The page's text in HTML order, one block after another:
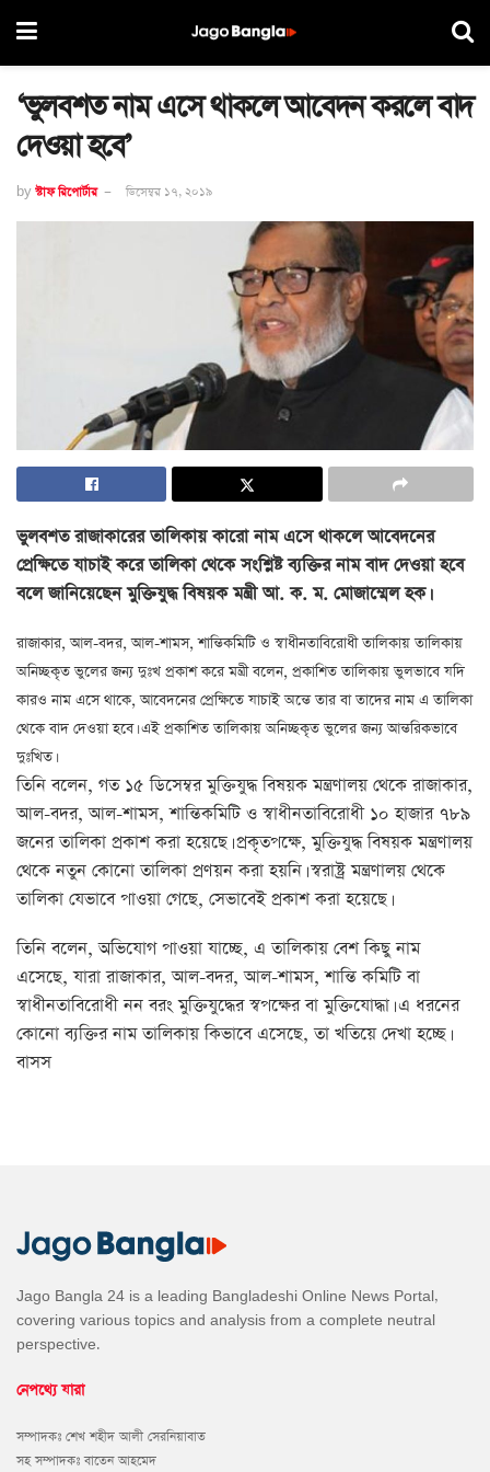
‘ভুলবশত নাম এসে থাকলে আবেদন করলে বাদ
দেওয়া হবে’
by স্টাফ রিপোর্টার ডিসেম্বর ১৭, ২০১৯
ভুলবশত রাজাকারের তালিকায় কারো নাম এসে থাকলে আবেদনের
প্রেক্ষিতে যাচাই করে তালিকা থেকে সংশ্লিষ্ট ব্যক্তির নাম বাদ দেওয়া হবে
বলে জানিয়েছেন মুক্তিযুদ্ধ বিষয়ক মন্ত্রী আ. ক. ম. মোজাম্মেল হক।
রাজাকার, আল-বদর, আল-শামস, শান্তিকমিটি ও স্বাধীনতাবিরোধী তালিকায় তালিকায়
অনিচ্ছকৃত ভুলের জন্য দুঃখ প্রকাশ করে মন্ত্রী বলেন, প্রকাশিত তালিকায় ভুলভাবে যদি
কারও নাম এসে থাকে, আবেদনের প্রেক্ষিতে যাচাই অন্তে তার বা তাদের নাম এ তালিকা
থেকে বাদ দেওয়া হবে। এই প্রকাশিত তালিকায় অনিচ্ছকৃত ভুলের জন্য আন্তরিকভাবে
দুঃখিত।
তিনি বলেন, গত ১৫ ডিসেম্বর মুক্তিযুদ্ধ বিষয়ক মন্ত্রণালয় থেকে রাজাকার,
আল-বদর, আল-শামস, শান্তিকমিটি ও স্বাধীনতাবিরোধী ১০ হাজার ৭৮৯
জনের তালিকা প্রকাশ করা হয়েছে। প্রকৃতপক্ষে, মুক্তিযুদ্ধ বিষয়ক মন্ত্রণালয়
থেকে নতুন কোনো তালিকা প্রণয়ন করা হয়নি। স্বরাষ্ট্র মন্ত্রণালয় থেকে
তালিকা যেভাবে পাওয়া গেছে, সেভাবেই প্রকাশ করা হয়েছে।
তিনি বলেন, অভিযোগ পাওয়া যাচ্ছে, এ তালিকায় বেশ কিছু নাম
এসেছে, যারা রাজাকার, আল-বদর, আল-শামস, শান্তি কমিটি বা
স্বাধীনতাবিরোধী নন বরং মুক্তিযুদ্ধের স্বপক্ষের বা মুক্তিযোদ্ধা। এ ধরনের
কোনো ব্যক্তির নাম তালিকায় কিভাবে এসেছে, তা খতিয়ে দেখা হচ্ছে।
বাসস
Jago Bangla 24 is a leading Bangladeshi Online News Portal,
covering various topics and analysis from a complete neutral
perspective.
নেপথ্যে যারা
সম্পাদকঃ শেখ শহীদ আলী সেরনিয়াবাত
সহ সম্পাদকঃ বাতেন আহমেদ